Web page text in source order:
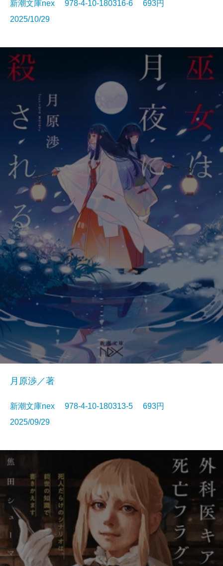
新潮文庫nex 978-4-10-180316-6 693円
2025/10/29
月原渉／著
新潮文庫nex 978-4-10-180313-5 693円
2025/09/29